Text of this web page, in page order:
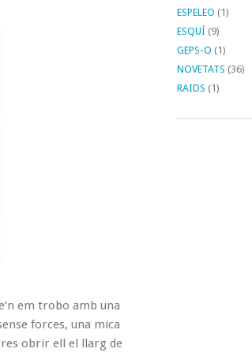
em trobo amb una
forces, una mica
obrir ell el llarg de
ESPELEO (1)
ESQUÍ (9)
GEPS-O (1)
NOVETATS (36)
RAIDS (1)